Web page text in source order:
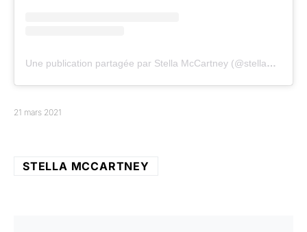
Une publication partagée par Stella McCartney (@stellamccartney)
21 mars 2021
STELLA MCCARTNEY